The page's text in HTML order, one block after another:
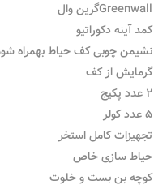
Greenwallگرین وال
کمد آینه دکوراتیو
نشیمن چوبی کف حیاط بهمراه
گرمایش از کف
۲ عدد پکیج
۵ عدد کولر
تجهیزات کامل استخر
حیاط سازی خاص
کوچه بن بست و خلوت